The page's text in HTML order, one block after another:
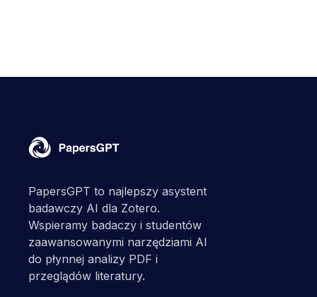
PapersGPT to najlepszy asystent
badawczy AI dla Zotero.
Wspieramy badaczy i studentów
zaawansowanymi narzędziami AI
do płynnej analizy PDF i
przeglądów literatury.